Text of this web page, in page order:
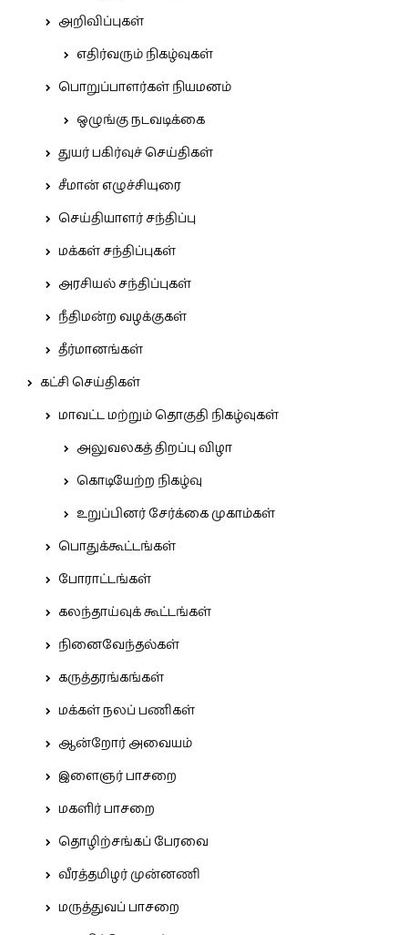
அறிவிப்புகள்
எதிர்வரும் நிகழ்வுகள்
பொறுப்பாளர்கள் நியமனம்
ஒழுங்கு நடவடிக்கை
துயர் பகிர்வுச் செய்திகள்
சீமான் எழுச்சியுரை
செய்தியாளர் சந்திப்பு
மக்கள் சந்திப்புகள்
அரசியல் சந்திப்புகள்
நீதிமன்ற வழக்குகள்
தீர்மானங்கள்
கட்சி செய்திகள்
மாவட்ட மற்றும் தொகுதி நிகழ்வுகள்
அலுவலகத் திறப்பு விழா
கொடியேற்ற நிகழ்வு
உறுப்பினர் சேர்க்கை முகாம்கள்
பொதுக்கூட்டங்கள்
போராட்டங்கள்
கலந்தாய்வுக் கூட்டங்கள்
நினைவேந்தல்கள்
கருத்தரங்கங்கள்
மக்கள் நலப் பணிகள்
ஆன்றோர் அவையம்
இளைஞர் பாசறை
மகளிர் பாசறை
தொழிற்சங்கப் பேரவை
வீரத்தமிழர் முன்னணி
மருத்துவப் பாசறை